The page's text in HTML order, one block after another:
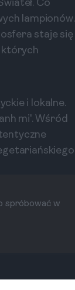
Co
lampionów.
staje się
których
i lokalne.
mi'. Wśród
spróbować w